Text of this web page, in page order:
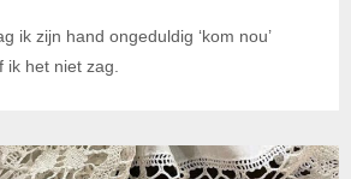
ik zijn hand ongeduldig ‘kom nou’
het niet zag.